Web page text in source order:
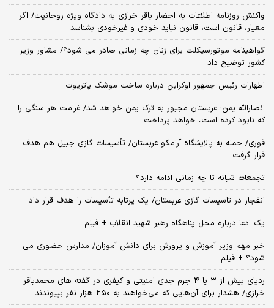
واکنش روزنامه اطلاعات به احضار باقر خرازی به دادگاه ویژه روحانیت/ اگر
معیار، قانون است، قانون نباید خودی و غیرخودی بشناسد
گواهینامه موتورسیکلت برای زنان چه زمانی صادر می شود؟/ مشاور وزیر
کشور توضیح داد
اظهارات رئیس جمهور اوکراین درباره ساخت موشک پاتریوت
انصارالله یمن: عربستان مجبور به ترک یمن خواهد شد/ غرامت هر سنگی را
که نابود کرده است، خواهد پرداخت
فوری/ حمله به پالایشگاه آرامکو عربستان/ تأسیسات گازی جبیل هم هدف
قرار گرفت
تجمعات شبانه تا چه زمانی ادامه دارد؟
انفجار در تاسیسات گازی عربستان/ یک پرتابه تأسیسات را هدف قرار داد
یک ادعا درباره محل پناهگاه‌ رهبر شهید انقلاب + فیلم
خبر مهم وزیر آموزش و پرورش برای دانش آموزان/ مدارس حضوری می
شود؟ + فیلم
ردپای بیش از ۳ یا ۴ جرم جدی امنیتی و کیفری در گفته های محمدباقر
خرازی/ هشدار برای آن‌هایی که می‌خواهند به ۲۵۰ هزار نفر بپیوندند